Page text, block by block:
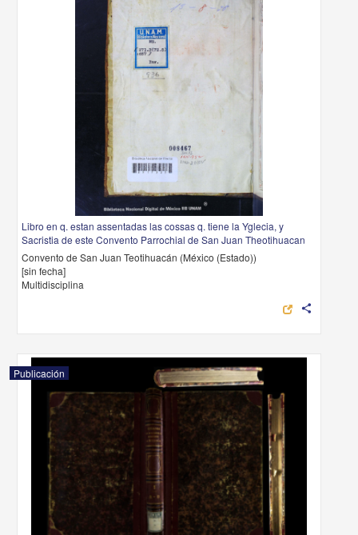
Libro en q. estan assentadas las cossas q. tiene la Yglecia, y
Sacristia de este Convento Parrochial de San Juan Theotihuacan
Convento de San Juan Teotihuacán (México (Estado))
[sin fecha]
Multidisciplina
share
Publicación